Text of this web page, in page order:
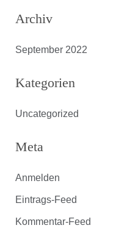
Archiv
September 2022
Kategorien
Uncategorized
Meta
Anmelden
Eintrags-Feed
Kommentar-Feed